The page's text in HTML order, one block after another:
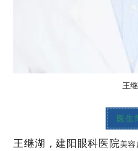
王
医生
王继湖，建阳眼科医院美容